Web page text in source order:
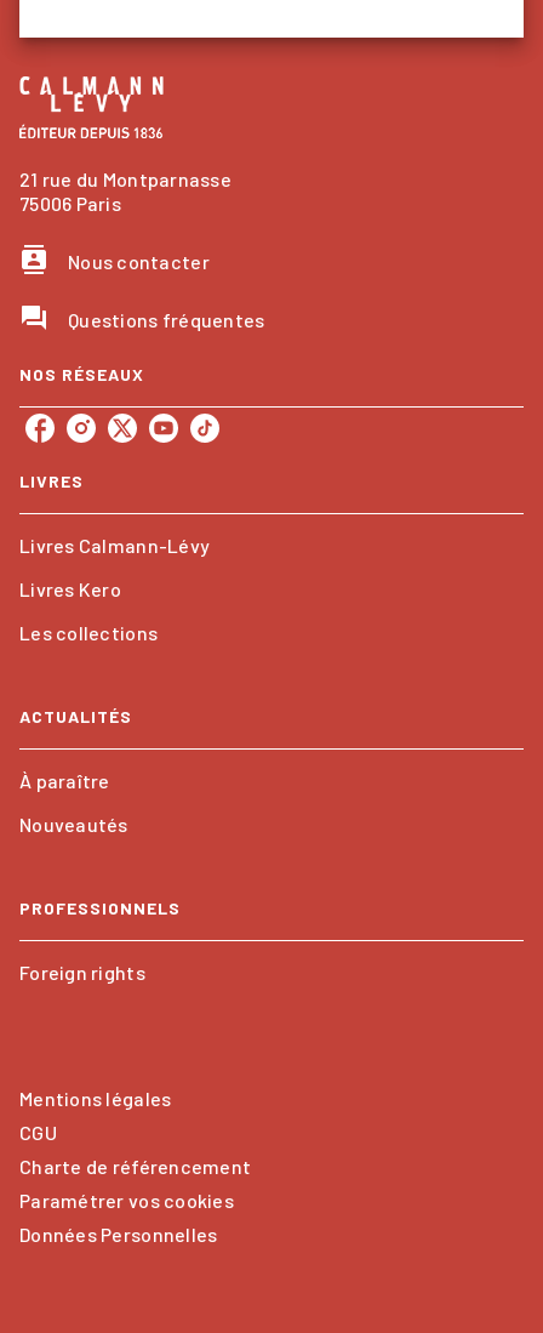
21 rue du Montparnasse
75006 Paris
contacts Nous contacter
question_answer Questions fréquentes
NOS RÉSEAUX
LIVRES
Livres Calmann-Lévy
Livres Kero
Les collections
ACTUALITÉS
À paraître
Nouveautés
PROFESSIONNELS
Foreign rights
Mentions légales
CGU
Charte de référencement
Paramétrer vos cookies
Données Personnelles